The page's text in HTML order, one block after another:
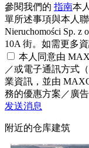
參閱我們的 指南本
單所述事項與本人
Nieruchomości Sp. z
10A 街。如需更多
本人同意由
／或電子通訊方式
業資訊，並由
務的優惠方案／廣告
发送消息
附近的仓库建筑